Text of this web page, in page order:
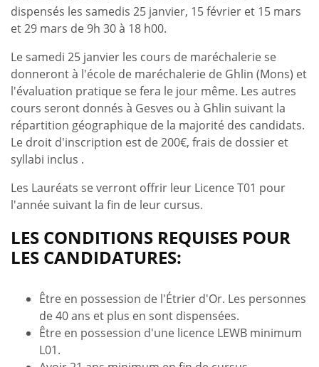
dispensés les samedis 25 janvier, 15 février et 15 mars
et 29 mars de 9h 30 à 18 h00.
Le samedi 25 janvier les cours de maréchalerie se
donneront à l'école de maréchalerie de Ghlin (Mons) et
l'évaluation pratique se fera le jour même. Les autres
cours seront donnés à Gesves ou à Ghlin suivant la
répartition géographique de la majorité des candidats.
Le droit d'inscription est de 200€, frais de dossier et
syllabi inclus .
Les Lauréats se verront offrir leur Licence T01 pour
l'année suivant la fin de leur cursus.
LES CONDITIONS REQUISES POUR
LES CANDIDATURES:
Être en possession de l'Étrier d'Or. Les personnes
de 40 ans et plus en sont dispensées.
Être en possession d'une licence LEWB minimum
L01.